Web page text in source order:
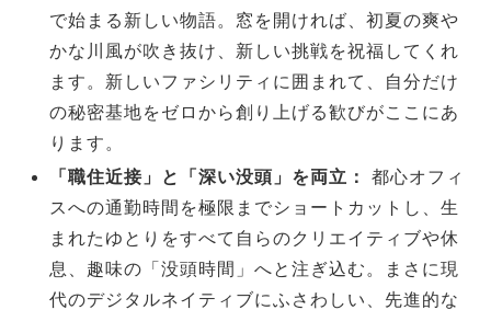
で始まる新しい物語。窓を開ければ、初夏の爽や
かな川風が吹き抜け、新しい挑戦を祝福してくれ
ます。新しいファシリティに囲まれて、自分だけ
の秘密基地をゼロから創り上げる歓びがここにあ
ります。
「職住近接」と「深い没頭」を両立：
都心オフィ
スへの通勤時間を極限までショートカットし、生
まれたゆとりをすべて自らのクリエイティブや休
息、趣味の「没頭時間」へと注ぎ込む。まさに現
代のデジタルネイティブにふさわしい、先進的な